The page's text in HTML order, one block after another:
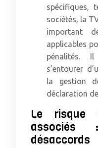
spécifiques,
sociétés, la
important
applicables
pénalités.
s’entourer
la gestion
déclaration
Le risque
associés
désaccords